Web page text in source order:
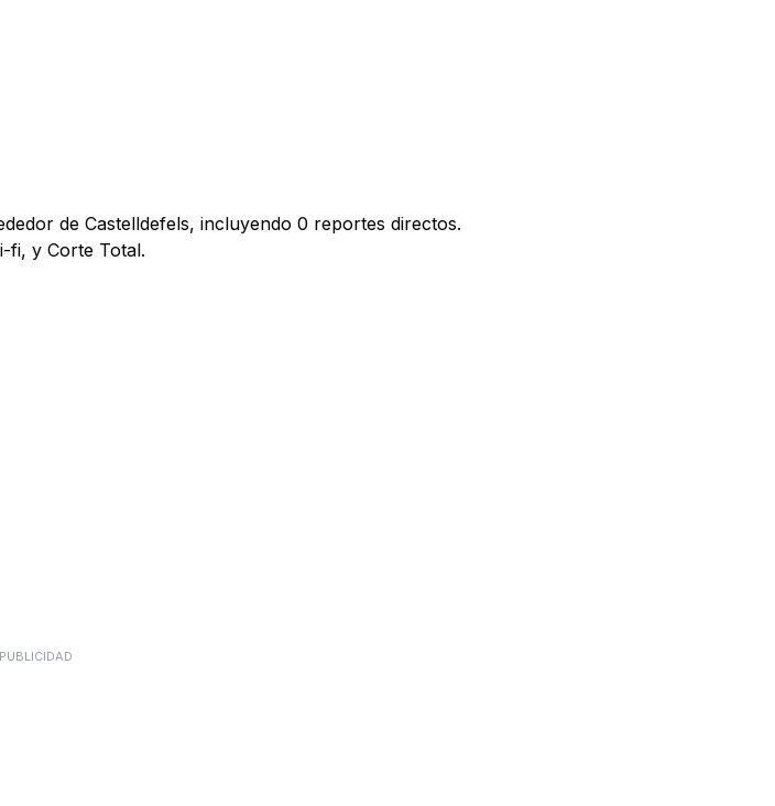
de Castelldefels, incluyendo 0 reportes directos.
fi, y Corte Total.
PUBLICIDAD